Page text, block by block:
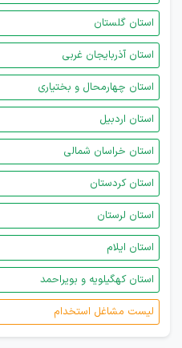
استان گلستان
استان آذربایجان غربی
استان چهارمحال و بختیاری
استان اردبیل
استان خراسان شمالی
استان کردستان
استان لرستان
استان ایلام
استان کهگیلویه و بویراحمد
لیست مشاغل استخدام